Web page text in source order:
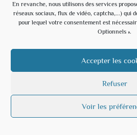
En revanche, nous utilisons des services
réseaux sociaux, flux de vidéo, captcha,...) qui
pour lequel votre consentement est
Optionnels ».
Accepter les
Refuser
Voir les
Mairie de
18 avenue de la
06390 Châteauneuf-
Mail :
HTTPS://